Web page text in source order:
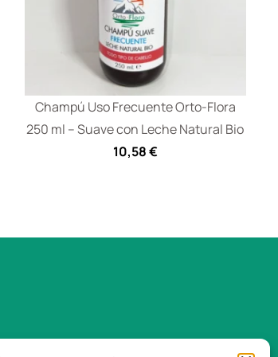
Champú Uso Frecuente Orto-Flora
250 ml – Suave con Leche Natural Bio
10,58€